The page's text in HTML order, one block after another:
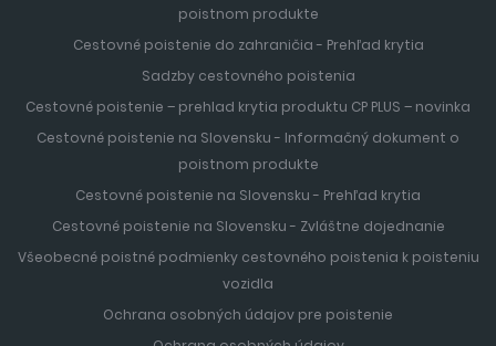
poistnom produkte
Cestovné poistenie do zahraničia - Prehľad krytia
Sadzby cestovného poistenia
Cestovné poistenie – prehlad krytia produktu CP PLUS – novinka
Cestovné poistenie na Slovensku - Informačný dokument o
poistnom produkte
Cestovné poistenie na Slovensku - Prehľad krytia
Cestovné poistenie na Slovensku - Zvláštne dojednanie
Všeobecné poistné podmienky cestovného poistenia k poisteniu
vozidla
Ochrana osobných údajov pre poistenie